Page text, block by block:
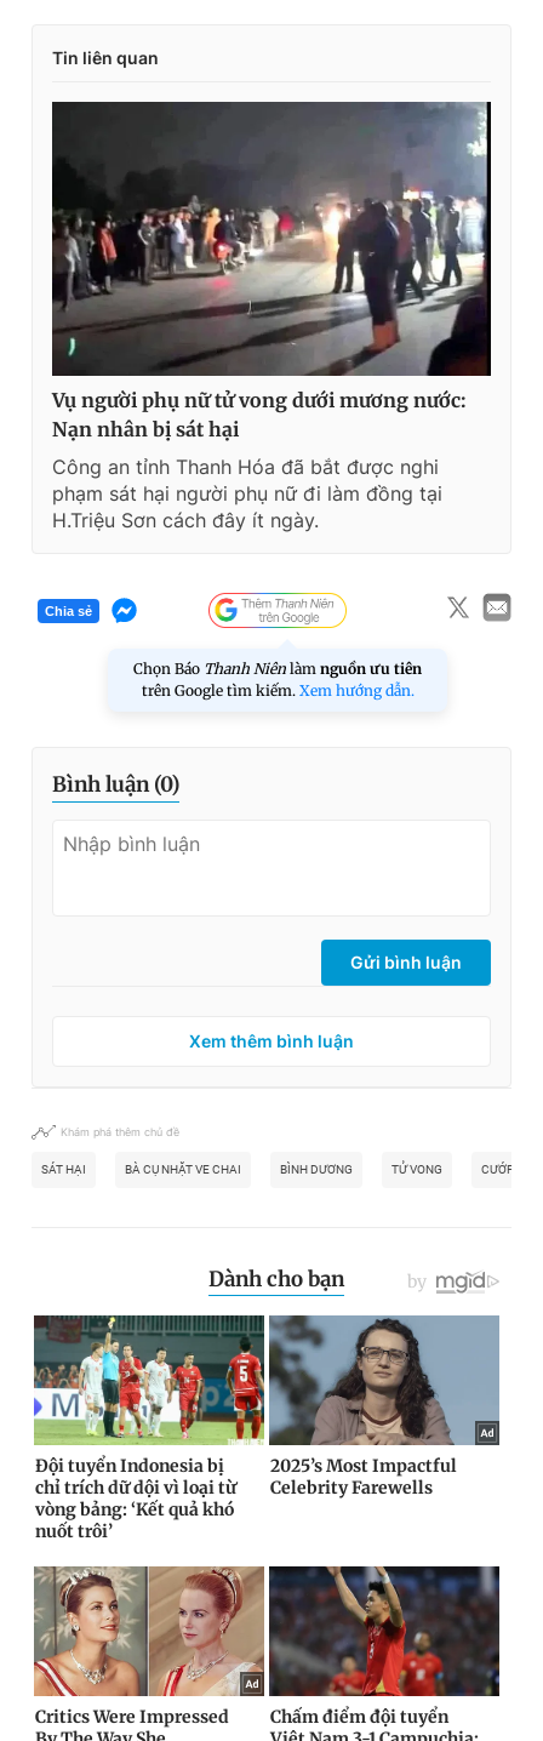
Tin liên quan
Vụ người phụ nữ tử vong dưới mương nước:
Nạn nhân bị sát hại
Công an tỉnh Thanh Hóa đã bắt được nghi
phạm sát hại người phụ nữ đi làm đồng tại
H.Triệu Sơn cách đây ít ngày.
Chia sẻ
Chọn Báo Thanh Niên làm nguồn ưu tiên
trên Google tìm kiếm. Xem hướng dẫn.
Bình luận (0)
Gửi bình luận
Xem thêm bình luận
Khám phá thêm chủ đề
SÁT HẠI BÀ CỤ NHẶT VE CHAI BÌNH DƯƠNG TỬ VONG CƯỚP TÀI